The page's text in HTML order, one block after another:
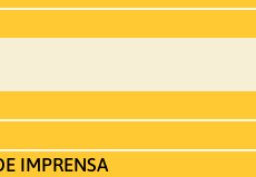
IMPRENSA